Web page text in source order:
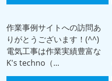
作業事例サイトへの訪問あ
りがとうございます！(^^)
電気工事は作業実績豊富な
K's techno（...